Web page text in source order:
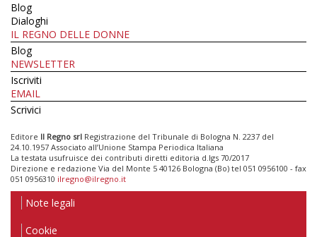
Blog
Dialoghi
IL REGNO DELLE DONNE
Blog
NEWSLETTER
Iscriviti
EMAIL
Scrivici
Editore Il Regno srl Registrazione del Tribunale di Bologna N. 2237 del
24.10.1957 Associato all’Unione Stampa Periodica Italiana
La testata usufruisce dei contributi diretti editoria d.lgs 70/2017
Direzione e redazione Via del Monte 5 40126 Bologna (Bo) tel 051 0956100 - fax
051 0956310 ilregno@ilregno.it
Note legali
Cookie